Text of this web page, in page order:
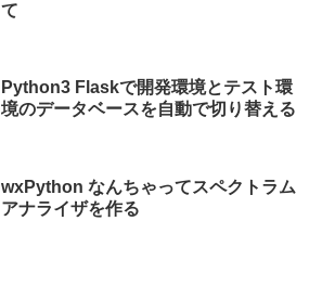
て
Python3 Flaskで開発環境とテスト環
境のデータベースを自動で切り替える
wxPython なんちゃってスペクトラム
アナライザを作る